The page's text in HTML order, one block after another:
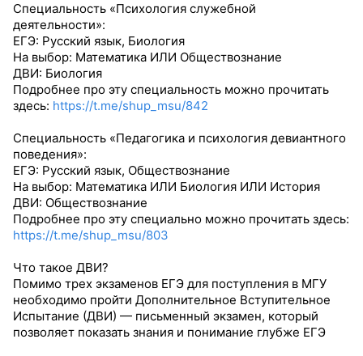
Специальность «Психология служебной
деятельности»:
ЕГЭ: Русский язык, Биология
На выбор: Математика ИЛИ Обществознание
ДВИ: Биология
Подробнее про эту специальность можно прочитать
здесь: https://t.me/shup_msu/842
Специальность «Педагогика и психология девиантного
поведения»:
ЕГЭ: Русский язык, Обществознание
На выбор: Математика ИЛИ Биология ИЛИ История
ДВИ: Обществознание
Подробнее про эту специально можно прочитать здесь:
https://t.me/shup_msu/803
Что такое ДВИ?
Помимо трех экзаменов ЕГЭ для поступления в МГУ
необходимо пройти Дополнительное Вступительное
Испытание (ДВИ) — письменный экзамен, который
позволяет показать знания и понимание глубже ЕГЭ